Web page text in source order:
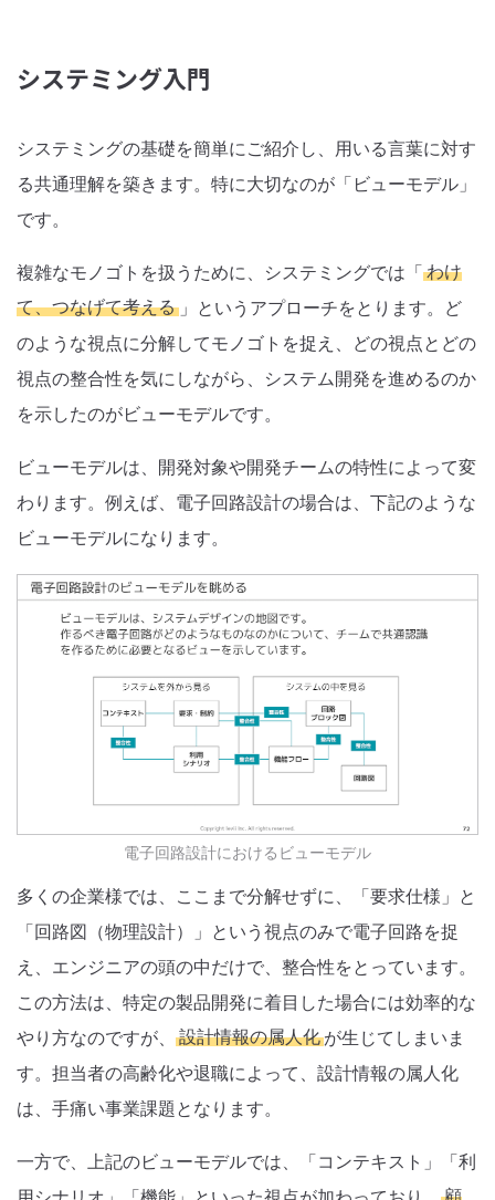
システミング入門
システミングの基礎を簡単にご紹介し、用いる言葉に対す
る共通理解を築きます。特に大切なのが「ビューモデル」
です。
複雑なモノゴトを扱うために、システミングでは「 わけ
て、つなげて考える 」というアプローチをとります。ど
のような視点に分解してモノゴトを捉え、どの視点とどの
視点の整合性を気にしながら、システム開発を進めるのか
を示したのがビューモデルです。
ビューモデルは、開発対象や開発チームの特性によって変
わります。例えば、電子回路設計の場合は、下記のような
ビューモデルになります。
電子回路設計におけるビューモデル
多くの企業様では、ここまで分解せずに、「要求仕様」と
「回路図（物理設計）」という視点のみで電子回路を捉
え、エンジニアの頭の中だけで、整合性をとっています。
この方法は、特定の製品開発に着目した場合には効率的な
やり方なのですが、
設計情報の属人化 が生じてしまいま
す。担当者の高齢化や退職によって、設計情報の属人化
は、手痛い事業課題となります。
一方で、上記のビューモデルでは、「コンテキスト」「利